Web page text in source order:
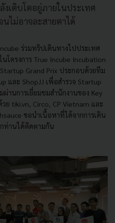
งเติบโตอยู่ภายในประเทศ
ไม่อาจละสายตาได้
ร่วมทริปเดินทางไปประเทศ
โครงการ True Incube Incubation
Grand Prix ประกอบด้วยทีม
และ ShopJJ เพื่อสำรวจ Startup
านการเยี่ยมชมสำนักงานของ Key
ย tiki.vn, Circo, CP Vietnam และ
ขอนำเนื้อหาที่ได้จากการเดิน
ท่านได้ติดตามกัน